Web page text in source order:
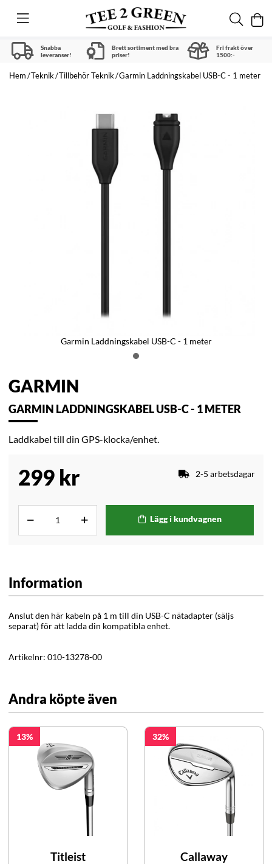
Snabba
leveranser!
Brett sortiment med bra
priser!
Fri frakt över
1500:-
Hem Teknik Tillbehör Teknik Garmin Laddningskabel USB-C - 1 meter
Garmin Laddningskabel USB-C - 1 meter
GARMIN
GARMIN LADDNINGSKABEL USB-C - 1 METER
Laddkabel till din GPS-klocka/enhet.
299 kr 2-5 arbetsdagar
Lägg i kundvagnen
Information
Anslut den här kabeln på 1 m till din USB-C nätadapter (säljs
separat) för att ladda din kompatibla enhet.
Artikelnr: 010-13278-00
Andra köpte även
13
Titleist
32
Callaway